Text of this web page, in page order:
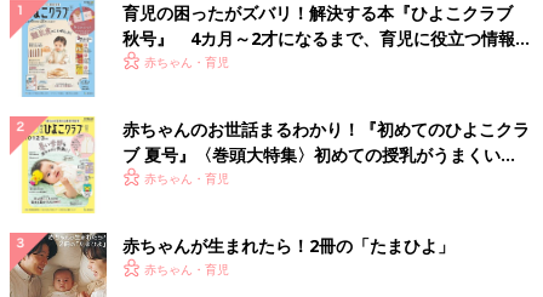
育児の困ったがズバリ！解決する本『ひよこクラブ
秋号』 4カ月～2才になるまで、育児に役立つ情報が
いっぱい！
赤ちゃん・育児
赤ちゃんのお世話まるわかり！『初めてのひよこクラ
ブ 夏号』〈巻頭大特集〉初めての授乳がうまくい
く！ おっぱい・ミルクの基本と夏のトラブル 解決テ
赤ちゃん・育児
赤ちゃんが生まれたら！2冊の「たまひよ」
赤ちゃん・育児